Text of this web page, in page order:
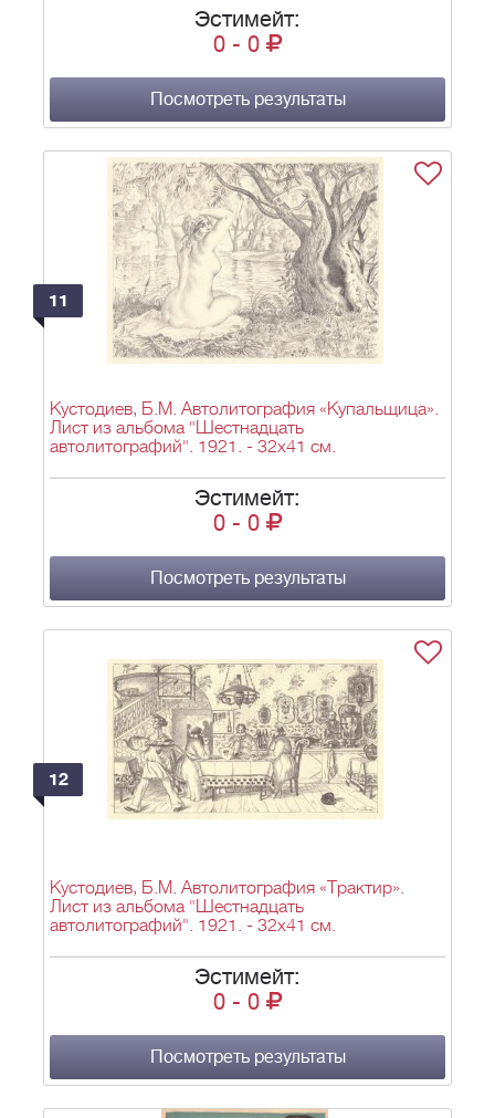
Эстимейт:
0 - 0
Посмотреть результаты
11
Кустодиев, Б.М. Автолитография «Купальщица».
Лист из альбома "Шестнадцать
автолитографий". 1921. - 32х41 см.
Эстимейт:
0 - 0
Посмотреть результаты
12
Кустодиев, Б.М. Автолитография «Трактир».
Лист из альбома "Шестнадцать
автолитографий". 1921. - 32х41 см.
Эстимейт:
0 - 0
Посмотреть результаты